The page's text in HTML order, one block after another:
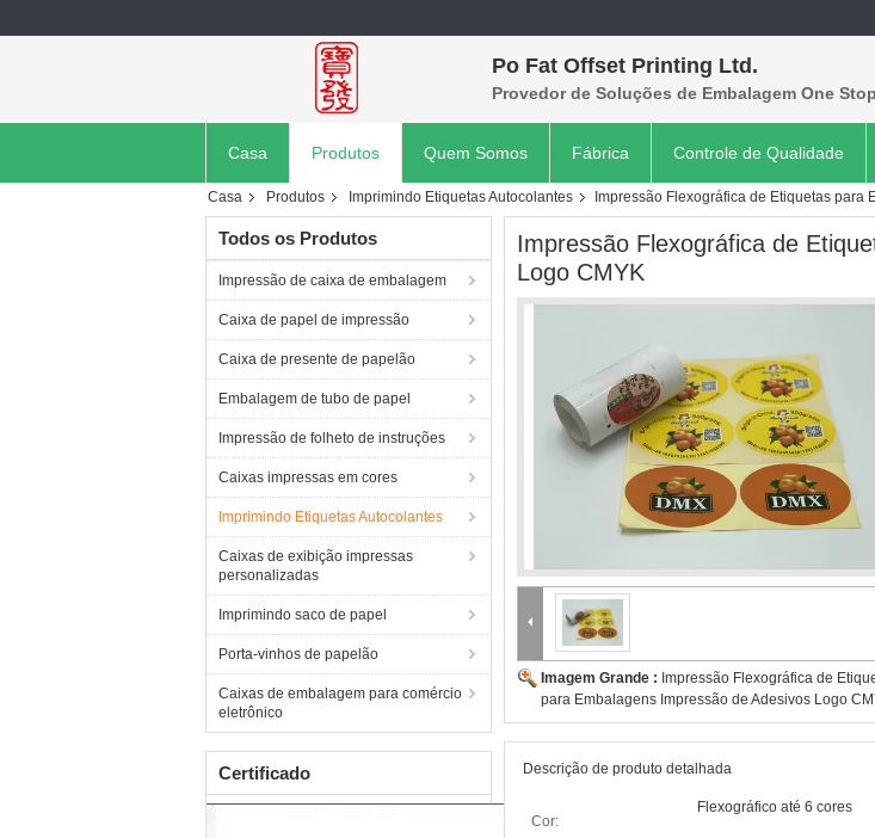
Po Fat Offset Printing Ltd.
Provedor de Soluções de Embalagem One Stop
Casa Produtos Quem Somos Fábrica Controle de Qualidade
Casa Produtos Imprimindo Etiquetas Autocolantes Impressão Flexográfica de Etiquetas para
Todos os Produtos
Impressão de caixa de embalagem
Caixa de papel de impressão
Caixa de presente de papelão
Embalagem de tubo de papel
Impressão de folheto de instruções
Caixas impressas em cores
Imprimindo Etiquetas Autocolantes
Caixas de exibição impressas
personalizadas
Imprimindo saco de papel
Porta-vinhos de papelão
Caixas de embalagem para comércio
eletrônico
Certificado
Impressão Flexográfica de
Logo CMYK
Imagem Grande : Impressão Flexográfica de
para Embalagens Impressão de Adesivos Logo
Descrição de produto detalhada
Cor:
Flexográfico até 6 cores